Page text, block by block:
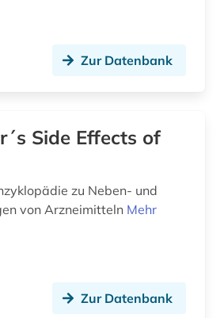
Zur Datenbank
Side Effects of
zu Neben- und
von Arzneimitteln Mehr
Zur Datenbank